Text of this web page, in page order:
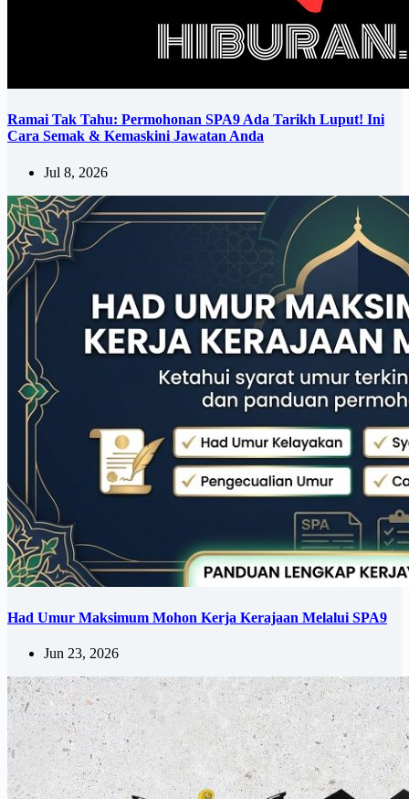
Ramai Tak Tahu: Permohonan SPA9 Ada Tarikh Luput! Ini
Cara Semak & Kemaskini Jawatan Anda
Jul 8, 2026
Had Umur Maksimum Mohon Kerja Kerajaan Melalui SPA9
Jun 23, 2026